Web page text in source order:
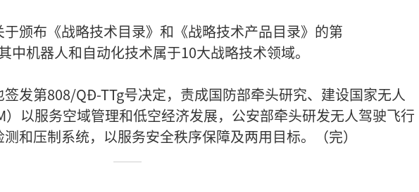
颁布《战略技术目录》和《战略技术产品目录》的第
机器人和自动化技术属于10大战略技术领域。
发第808/QĐ-TTg号决定，责成国防部牵头研究、建设国家无人
以服务空域管理和低空经济发展，公安部牵头研发无人驾驶飞行
和压制系统，以服务安全秩序保障及两用目标。（完）